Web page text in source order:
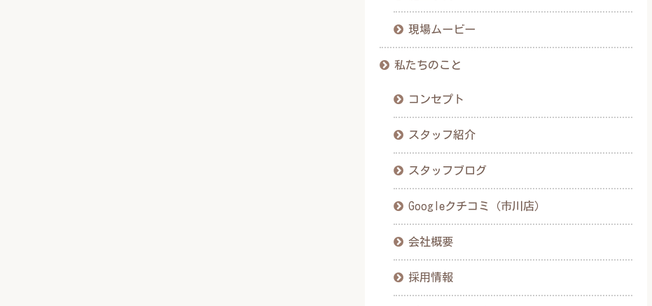
現場ムービー
私たちのこと
コンセプト
スタッフ紹介
スタッフブログ
Googleクチコミ（市川店）
会社概要
採用情報